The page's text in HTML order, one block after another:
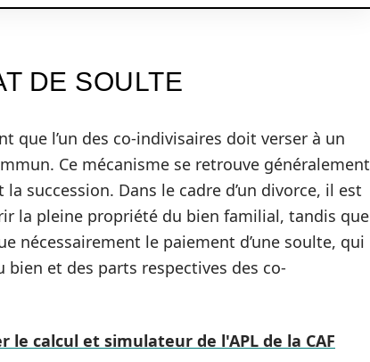
DE SOULTE
que l’un des co-indivisaires doit verser à un
Ce mécanisme se retrouve généralement
succession. Dans le cadre d’un divorce, il est
la pleine propriété du bien familial, tandis que
nécessairement le paiement d’une soulte, qui
et des parts respectives des co-
le calcul et simulateur de l'APL de la CAF